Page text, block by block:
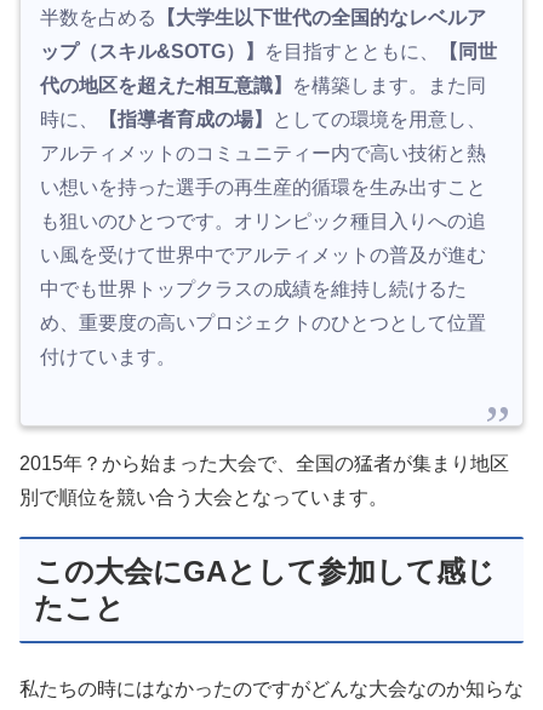
半数を占める
【大学生以下世代の全国的なレベルア
ップ（スキル&SOTG）】
を目指すとともに、
【同世
代の地区を超えた相互意識】
を構築します。また同
時に、
【指導者育成の場】
としての環境を用意し、
アルティメットのコミュニティー内で高い技術と熱
い想いを持った選手の再生産的循環を生み出すこと
も狙いのひとつです。オリンピック種目入りへの追
い風を受けて世界中でアルティメットの普及が進む
中でも世界トップクラスの成績を維持し続けるた
め、重要度の高いプロジェクトのひとつとして位置
付けています。
2015年？から始まった大会で、全国の猛者が集まり地区
別で順位を競い合う大会となっています。
この大会にGAとして参加して感じ
たこと
私たちの時にはなかったのですがどんな大会なのか知らな